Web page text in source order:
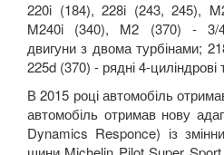
220i (184), 228i (243, 245),
M240i (340), M2 (370) - 3/4/
двигуни з двома турбінами;
225d (370) - рядні 4-циліндрові
В 2015 році автомобіль
автомобіль отримав нову
Dynamics Responce) із